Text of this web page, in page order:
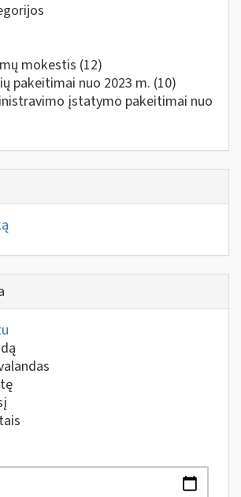
mokestis (12)
pakeitimai nuo 2023 m. (10)
įstatymo pakeitimai nuo